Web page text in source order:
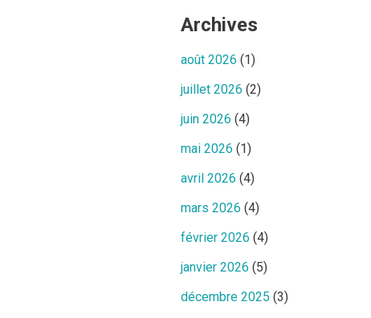
Archives
août 2026 (1)
juillet 2026 (2)
juin 2026 (4)
mai 2026 (1)
avril 2026 (4)
mars 2026 (4)
février 2026 (4)
janvier 2026 (5)
décembre 2025 (3)